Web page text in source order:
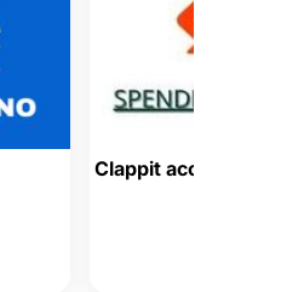
Clappit accetta i Buoni